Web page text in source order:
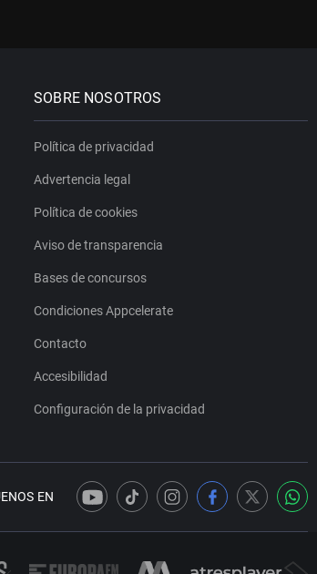
SOBRE NOSOTROS
Política de privacidad
Advertencia legal
Política de cookies
Aviso de transparencia
Bases de concursos
Condiciones Appcelerate
Contacto
Accesibilidad
Configuración de la privacidad
EN